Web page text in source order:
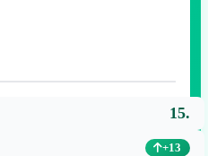
15.
+13